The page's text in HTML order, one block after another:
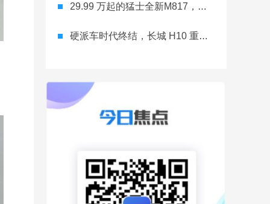
29.99 万起的猛士全新M817，从此越野不靠老司机
硬派车时代终结，长城 H10 重新洗牌